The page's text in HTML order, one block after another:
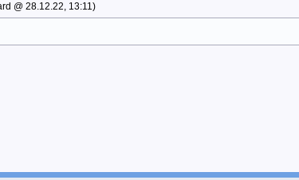
@ 28.12.22, 13:11